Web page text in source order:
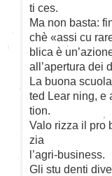
­ti ­ces.
Ma non basta:
chè «assi ­cu
blica è
all’apertura dei
La buona
ted Lear ­ning, e
tion.
Valo ­rizza il pro
zia
l’agri-business.
Gli stu ­denti